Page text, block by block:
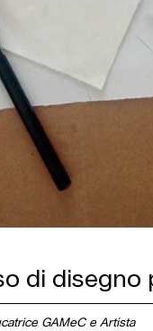
di disegno
GAMeC e Artista